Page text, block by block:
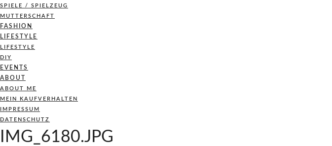
SPIELE / SPIELZEUG
MUTTERSCHAFT
FASHION
LIFESTYLE
LIFESTYLE
DIY
EVENTS
ABOUT
ABOUT ME
MEIN KAUFVERHALTEN
IMPRESSUM
DATENSCHUTZ
IMG_6180.JPG